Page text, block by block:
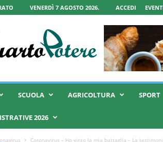
VENERDÌ 7 AGOSTO 2026. ACCEDI
SCUOLA AGRICOLTURA SPORT
2026
Coronavirus – Ho vinto la mia battaglia – La